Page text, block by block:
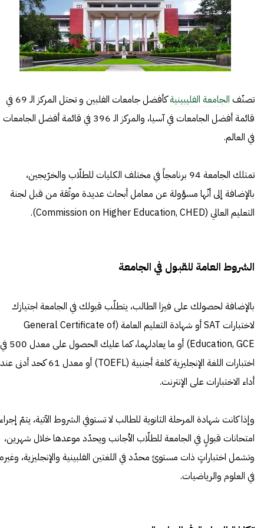
تصنّف الجامعة الفليبينية
كأفضل جامعات الفلبين و تحتل المركز الـ 69 في
قائمة أفضل الجامعات في آسيا، والمركز الـ 396 في قائمة أفضل الجامعات
في العالم.
تمتلك الجامعة 94 برنامجاً في مختلف الكليات للطلّاب والخرّيجين،
بالإضافة إلى أنّها مسؤولة عن معامل أبحاث عديدة موثّقة من قبل لجنة
التعليم العالي (Commission on Higher Education, CHED).
الشروط العامة للقبول في الجامعة
بالإضافة لحصولك على فيزا الطالب، يتطلّب قبولك في الجامعة اجتيازك
لاختبارات SAT أو شهادة التعليم العامة (General Certificate of
Education, GCE) أو ما يعادلهما، كما عليك الحصول على معدل 500 في
اختبارات اللغة الإنجليزية كلغة أجنبية (TOEFL) أو معدل 61 كحد أدنى عند
أداء الاختبارات على الإنترنت.
وإذا كانت شهادة المرحلة الثانوية للطالب لا تستوفي الشروط الآتية، يتمّ إجراء
امتحانات قبولٍ في الجامعة للطلّاب الأجانب ويحدّد موعدها خلال شهرين،
وتشمل اختباراتٍ ذات مستوىً محدّد في اللغتين الفلبينية والإنجليزية، وغيره
في العلوم والرياضيات.